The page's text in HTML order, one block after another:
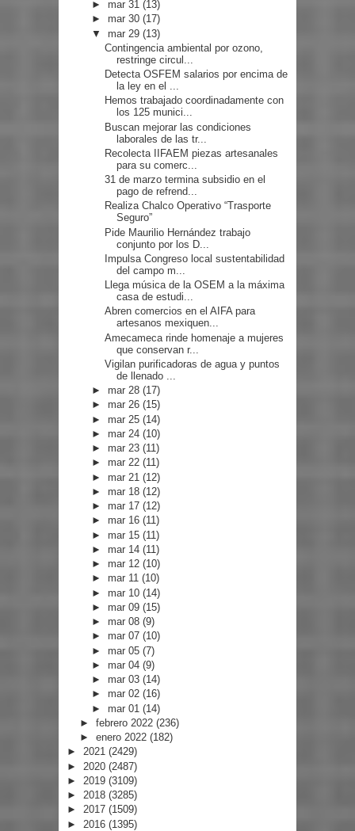
► mar 31(13)
► mar 30(17)
▼ mar 29(13)
Contingencia ambiental por ozono,
restringe circul...
Detecta OSFEM salarios por encima de
la ley en el ...
Hemos trabajado coordinadamente con
los 125 munici...
Buscan mejorar las condiciones
laborales de las tr...
Recolecta IIFAEM piezas artesanales
para su comerc...
31 de marzo termina subsidio en el
pago de refrend...
Realiza Chalco Operativo “Trasporte
Seguro”
Pide Maurilio Hernández trabajo
conjunto por los D...
Impulsa Congreso local sustentabilidad
del campo m...
Llega música de la OSEM a la máxima
casa de estudi...
Abren comercios en el AIFA para
artesanos mexiquen...
Amecameca rinde homenaje a mujeres
que conservan r...
Vigilan purificadoras de agua y puntos
de llenado ...
► mar 28(17)
► mar 26(15)
► mar 25(14)
► mar 24(10)
► mar 23(11)
► mar 22(11)
► mar 21(12)
► mar 18(12)
► mar 17(12)
► mar 16(11)
► mar 15(11)
► mar 14(11)
► mar 12(10)
► mar 11(10)
► mar 10(14)
► mar 09(15)
► mar 08(9)
► mar 07(10)
► mar 05(7)
► mar 04(9)
► mar 03(14)
► mar 02(16)
► mar 01(14)
► febrero 2022 (236)
► enero 2022 (182)
► 2021 (2429)
► 2020 (2487)
► 2019 (3109)
► 2018 (3285)
► 2017 (1509)
► 2016 (1395)